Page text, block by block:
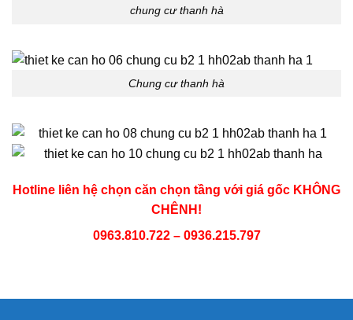
chung cư thanh hà
Chung cư thanh hà
Hotline liên hệ chọn căn chọn tầng với giá gốc KHÔNG
CHÊNH!
0963.810.722 – 0936.215.797